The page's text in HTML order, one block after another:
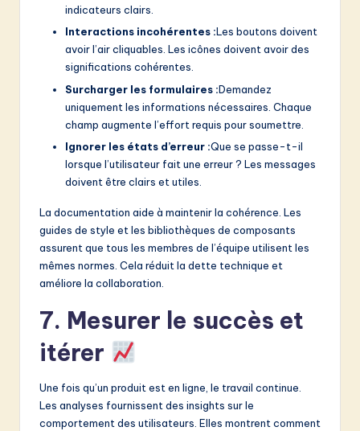
indicateurs clairs.
Interactions incohérentes :Les boutons doivent
avoir l’air cliquables. Les icônes doivent avoir des
significations cohérentes.
Surcharger les formulaires :Demandez
uniquement les informations nécessaires. Chaque
champ augmente l’effort requis pour soumettre.
Ignorer les états d’erreur :Que se passe-t-il
lorsque l’utilisateur fait une erreur ? Les messages
doivent être clairs et utiles.
La documentation aide à maintenir la cohérence. Les
guides de style et les bibliothèques de composants
assurent que tous les membres de l’équipe utilisent les
mêmes normes. Cela réduit la dette technique et
améliore la collaboration.
7. Mesurer le succès et
itérer
Une fois qu’un produit est en ligne, le travail continue.
Les analyses fournissent des insights sur le
comportement des utilisateurs. Elles montrent comment